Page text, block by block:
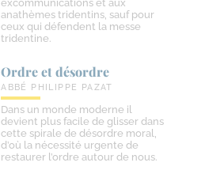
excommunications et aux
anathèmes tridentins, sauf pour
ceux qui défendent la messe
tridentine.
Ordre et désordre
ABBÉ PHILIPPE PAZAT
Dans un monde moderne il
devient plus facile de glisser dans
cette spirale de désordre moral,
d’où la nécessité urgente de
restaurer l’ordre autour de nous.